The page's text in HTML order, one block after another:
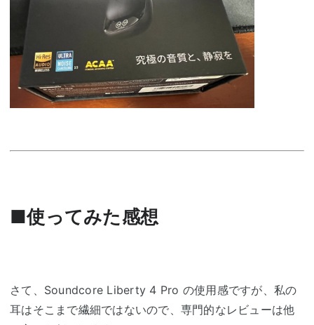
■使ってみた感想
さて、Soundcore Liberty 4 Pro の使用感ですが、私の
耳はそこまで繊細ではないので、専門的なレビューは他